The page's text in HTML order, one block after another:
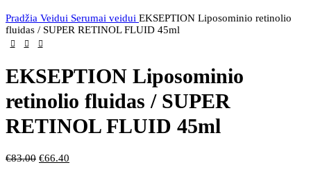
Pradžia Veidui Serumai veidui EKSEPTION Liposominio retinolio
fluidas / SUPER RETINOL FLUID 45ml
EKSEPTION Liposominio
retinolio fluidas / SUPER
RETINOL FLUID 45ml
€83.00 €66.40